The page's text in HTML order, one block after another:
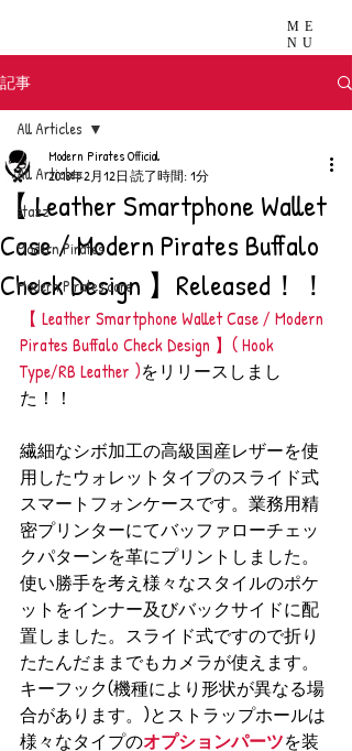
ME
NU
記事
All Articles
stazz
Modern Pirates
Modern Pirates care
All Articles
【 Leather Smartphone Wallet
Case / Modern Pirates Buffalo
Check Design 】Released！！
Modern Pirates Official
2018年2月12日 読了時間: 1分
【 Leather Smartphone Wallet Case / Modern
Pirates Buffalo Check Design 】( Hook
Type/RB Leather )をリリースしまし
た！！
繊細なシボ加工の高級国産レザーを使
用したウォレットタイプのスライド式
スマートフォンケースです。業務用精
密プリンターにてバッファローチェッ
クパターンを革にプリントしました。
使い勝手を考え様々なスタイルのポケ
ットをインナー及びバックサイドに配
置しました。スライド式ですので折り
たたんだままでもカメラが使えます。
キーフック(機種により形状が異なる場
合があります。)とストラップホールは
様々なタイプのオプションパーツを装